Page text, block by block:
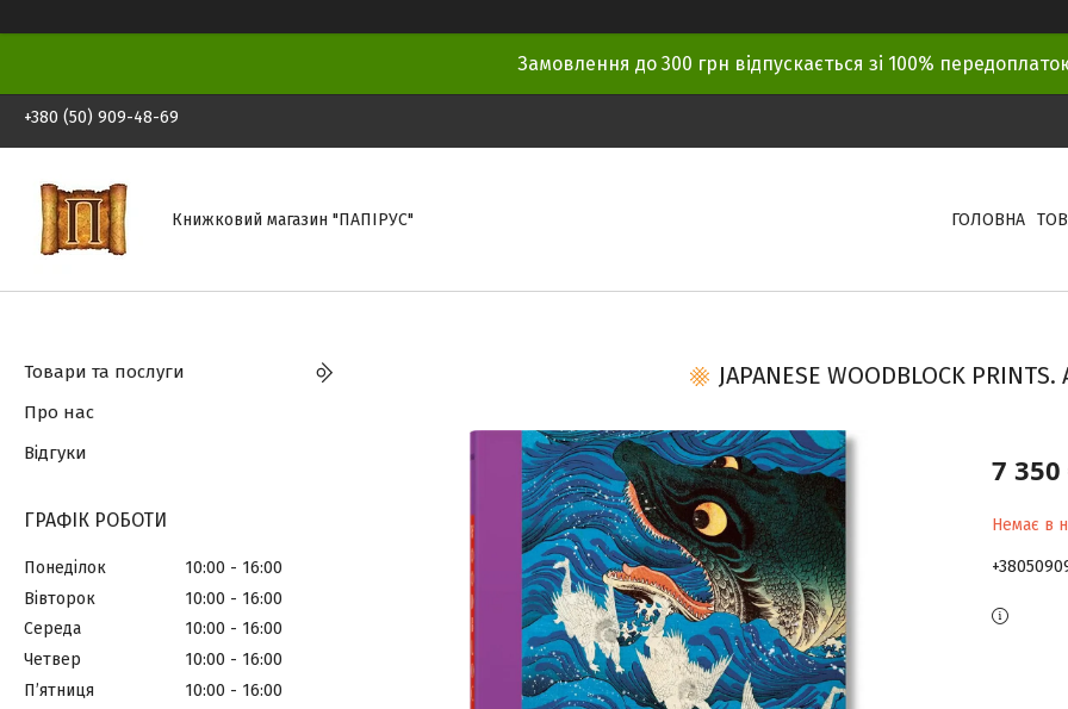
Замовлення до 300 грн відпускається зі 100%
+380 (50) 909-48-69
Книжковий магазин "ПАПІРУС" ГОЛОВНА
JAPANESE WOODBLOCK PRINTS.
7 350
Немає в
Товари та послуги
Про нас
Відгуки
ГРАФІК РОБОТИ
Понеділок 10:00
16:00
Вівторок
10:00
16:00
Середа
10:00
16:00
Четвер
10:00
16:00
Пʼятниця
10:00
16:00